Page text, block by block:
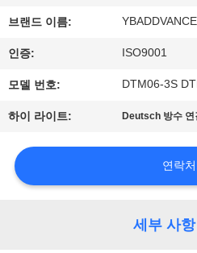
공
장
여
브랜드 이름: YBADDVANCE
인증: ISO9001
모델 번호: DTM06-3S
하이 라이트: Deutsch 방수 연
연락
세부 사항